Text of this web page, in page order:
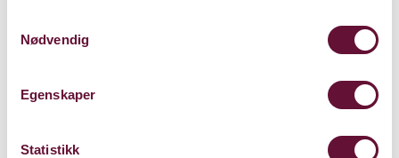
Nødvendig
Egenskaper
Statistikk